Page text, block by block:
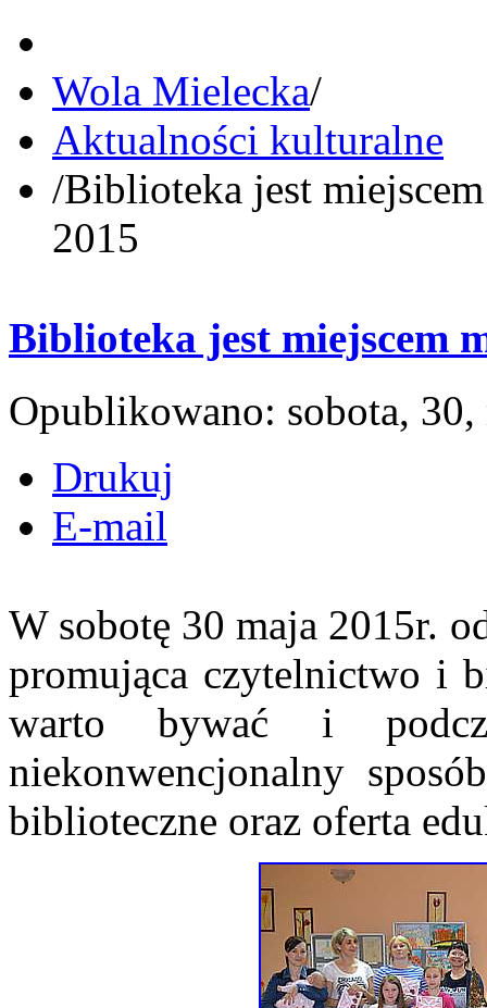
Wola Mielecka/
Aktualności kulturalne
/Biblioteka jest
2015
Biblioteka jest miejscem
Opublikowano: sobota,
Drukuj
E-mail
W sobotę 30 maja 2015r.
promująca czytelnictwo i
warto bywać i
niekonwencjonalny
biblioteczne oraz oferta